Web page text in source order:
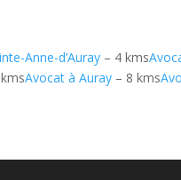
Anne-d’Auray – 4 kms
Avocat à Auray – 8 kms